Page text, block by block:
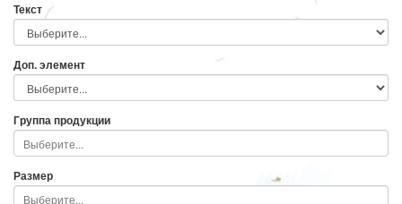
Текст
Доп. элемент
Группа продукции
Размер